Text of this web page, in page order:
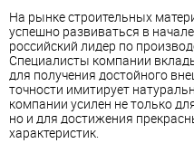
На рынке строительных
успешно развиваться в
российский лидер по
Специалисты компании
для получения достойного
точности имитирует
компании усилен не только
но и для достижения
характеристик.